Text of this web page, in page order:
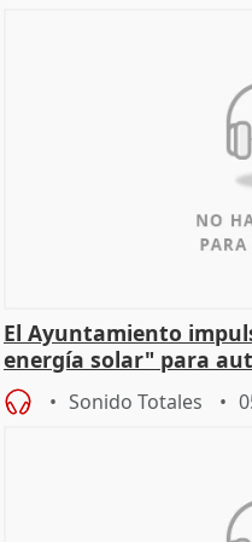
El Ayuntamiento
energía solar" para
Sonido Totales